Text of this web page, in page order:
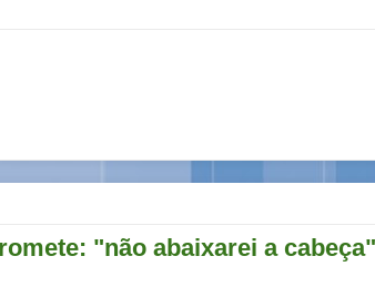
"não abaixarei a cabeça"